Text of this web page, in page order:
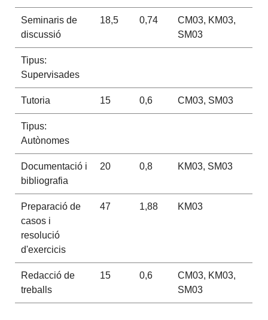
Seminaris de
discussió
18,5 0,74
CM03, KM03,
SM03
Tipus:
Supervisades
Tutoria 15 0,6 CM03, SM03
Tipus:
Autònomes
Documentació i
bibliografia
20 0,8 KM03, SM03
Preparació de
casos i
resolució
d'exercicis
47 1,88 KM03
Redacció de
treballs
15 0,6
CM03, KM03,
SM03